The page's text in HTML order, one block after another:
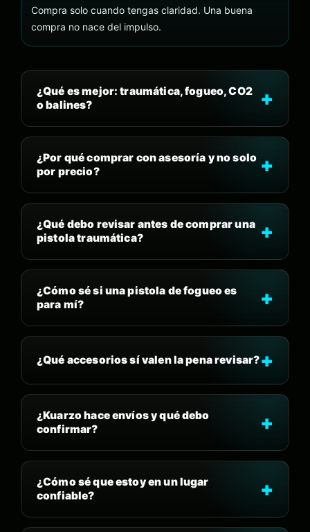
Compra solo cuando tengas claridad. Una buena
compra no nace del impulso.
¿Qué es mejor: traumática, fogueo, CO2
o balines?
¿Por qué comprar con asesoría y no solo
por precio?
¿Qué debo revisar antes de comprar una
pistola traumática?
¿Cómo sé si una pistola de fogueo es
para mí?
¿Qué accesorios sí valen la pena revisar?
¿Kuarzo hace envíos y qué debo
confirmar?
¿Cómo sé que estoy en un lugar
confiable?